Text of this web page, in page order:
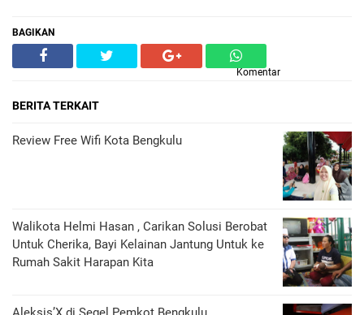
BAGIKAN
Komentar
BERITA TERKAIT
Review Free Wifi Kota Bengkulu
Walikota Helmi Hasan , Carikan Solusi Berobat
Untuk Cherika, Bayi Kelainan Jantung Untuk ke
Rumah Sakit Harapan Kita